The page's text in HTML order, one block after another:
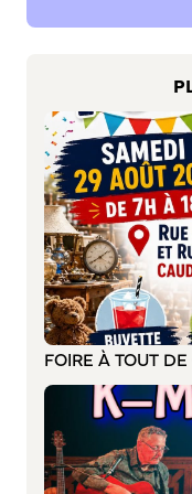
FOIRE À TOUT
S’abonner au mail
Le Territoire
La Métropole de
Le Département
La Région
Culture
Espace Bourvil
Médiathèque Boris
Studio Gainsbourg
Boîtes à lire
Vie associative
Attribution de